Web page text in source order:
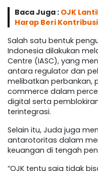
Baca Juga : OJK
Harap Beri
Salah satu bentuk
Indonesia dilakukan
Centre (IASC), yang
antara regulator dan
melibatkan perbankan,
commerce dalam
digital serta
terintegrasi.
Selain itu, Juda juga
antarotoritas dalam
keuangan di tengah
“OJK tentu saja tidak